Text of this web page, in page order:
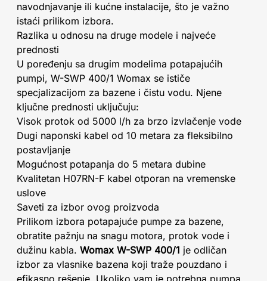
navodnjavanje ili kućne instalacije, što je važno
istaći prilikom izbora.
Razlika u odnosu na druge modele i najveće
prednosti
U poređenju sa drugim modelima potapajućih
pumpi, W-SWP 400/1 Womax se ističe
specjalizacijom za bazene i čistu vodu. Njene
ključne prednosti uključuju:
Visok protok od 5000 l/h za brzo izvlačenje vode
Dugi naponski kabel od 10 metara za fleksibilno
postavljanje
Mogućnost potapanja do 5 metara dubine
Kvalitetan H07RN-F kabel otporan na vremenske
uslove
Saveti za izbor ovog proizvoda
Prilikom izbora potapajuće pumpe za bazene,
obratite pažnju na snagu motora, protok vode i
dužinu kabla. Womax W-SWP 400/1 je odličan
izbor za vlasnike bazena koji traže pouzdano i
efikasno rešenje. Ukoliko vam je potrebna pumpa